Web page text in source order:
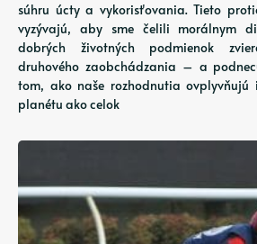
súhru úcty a vykorisťovania. Tieto
vyzývajú, aby sme čelili morálnym
dobrých životných podmienok
druhového zaobchádzania – a
tom, ako naše rozhodnutia
planétu ako celok